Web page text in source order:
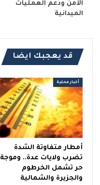
الأمن ودعم العمليات
الميدانية
قد يعجبك ايضا
أخبار محلية
أمطار متفاوتة الشدة
تضرب ولايات عدة.. وموجة
حر تشمل الخرطوم
والجزيرة والشمالية